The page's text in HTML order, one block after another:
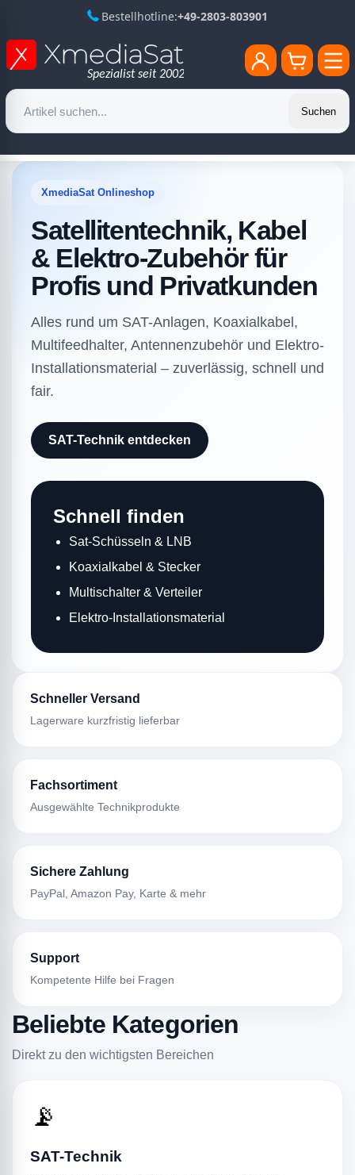
Bestellhotline:+49-2803-803901
Suchen
XmediaSat Onlineshop
Satellitentechnik, Kabel
& Elektro-Zubehör für
Profis und Privatkunden
Alles rund um SAT-Anlagen, Koaxialkabel,
Multifeedhalter, Antennenzubehör und Elektro-
Installationsmaterial – zuverlässig, schnell und
fair.
SAT-Technik entdecken
Schnell finden
Sat-Schüsseln & LNB
Koaxialkabel & Stecker
Multischalter & Verteiler
Elektro-Installationsmaterial
Schneller Versand
Lagerware kurzfristig lieferbar
Fachsortiment
Ausgewählte Technikprodukte
Sichere Zahlung
PayPal, Amazon Pay, Karte & mehr
Support
Kompetente Hilfe bei Fragen
Beliebte Kategorien
Direkt zu den wichtigsten Bereichen
📡
SAT-Technik